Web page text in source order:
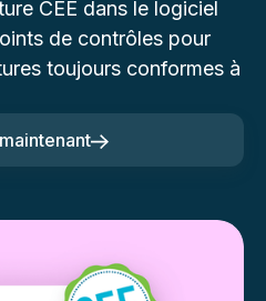
CEE dans le logiciel
de contrôles pour
toujours conformes à